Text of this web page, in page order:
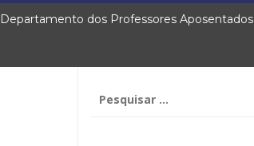
Departamento dos Professores Aposentados
por: